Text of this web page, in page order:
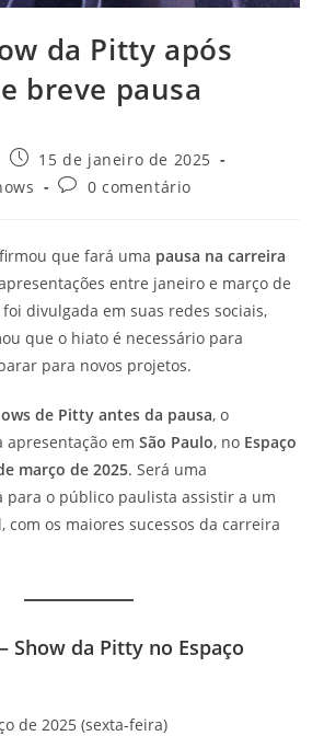
da Pitty após
breve pausa
Post
publicado:
15 de janeiro de 2025
Comentários
0 comentário
que fará uma pausa na carreira
entre janeiro e março de
divulgada em suas redes sociais,
que o hiato é necessário para
para novos projetos.
de Pitty antes da pausa, o
apresentação emSão Paulo, no Espaço
março de 2025. Será uma
o público paulista assistir a um
com os maiores sucessos da carreira
Show da Pitty no Espaço
de 2025 (sexta-feira)